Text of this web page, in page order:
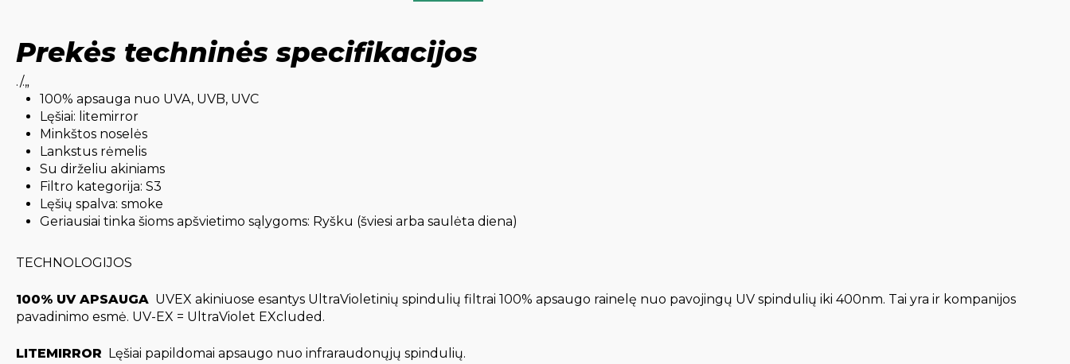
Prekės techninės specifikacijos
./.„
100% apsauga nuo UVA, UVB, UVC
Lęšiai: litemirror
Minkštos noselės
Lankstus rėmelis
Su dirželiu akiniams
Filtro kategorija: S3
Lęšių spalva: smoke
Geriausiai tinka šioms apšvietimo sąlygoms: Ryšku (šviesi arba saulėta diena)
TECHNOLOGIJOS
100% UV APSAUGA  UVEX akiniuose esantys UltraVioletinių spindulių filtrai 100% apsaugo rainelę nuo pavojingų UV spindulių iki 400nm. Tai yra ir kompanijos
pavadinimo esmė. UV-EX = UltraViolet EXcluded.
LITEMIRROR  Lęšiai papildomai apsaugo nuo infraraudonųjų spindulių.